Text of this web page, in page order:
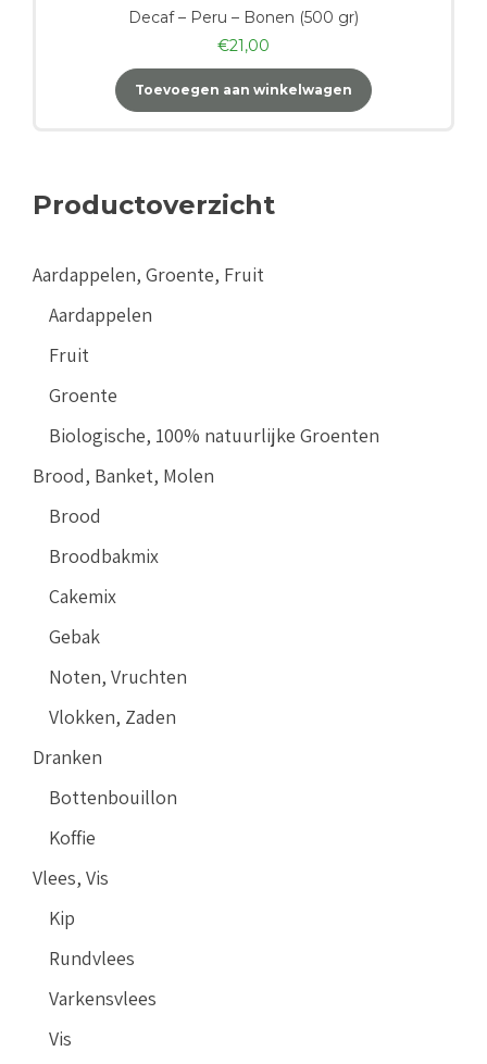
Decaf – Peru – Bonen (500 gr)
€21,00
Toevoegen aan winkelwagen
Productoverzicht
Aardappelen, Groente, Fruit
Aardappelen
Fruit
Groente
Biologische, 100% natuurlijke Groenten
Brood, Banket, Molen
Brood
Broodbakmix
Cakemix
Gebak
Noten, Vruchten
Vlokken, Zaden
Dranken
Bottenbouillon
Koffie
Vlees, Vis
Kip
Rundvlees
Varkensvlees
Vis